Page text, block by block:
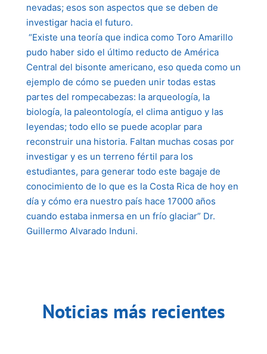
nevadas; esos son aspectos que se deben de
investigar hacia el futuro.
“Existe una teoría que indica como Toro Amarillo
pudo haber sido el último reducto de América
Central del bisonte americano, eso queda como un
ejemplo de cómo se pueden unir todas estas
partes del rompecabezas: la arqueología, la
biología, la paleontología, el clima antiguo y las
leyendas; todo ello se puede acoplar para
reconstruir una historia. Faltan muchas cosas por
investigar y es un terreno fértil para los
estudiantes, para generar todo este bagaje de
conocimiento de lo que es la Costa Rica de hoy en
día y cómo era nuestro país hace 17000 años
cuando estaba inmersa en un frío glaciar” Dr.
Guillermo Alvarado Induni.
Noticias más recientes